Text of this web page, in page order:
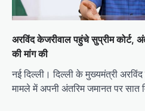
अरविंद केजरीवाल पहुंचे सुप्रीम कोर्ट,
की मांग की
नई दिल्ली। दिल्ली के मुख्यमंत्री
मामले में अपनी अंतरिम जमानत पर सात